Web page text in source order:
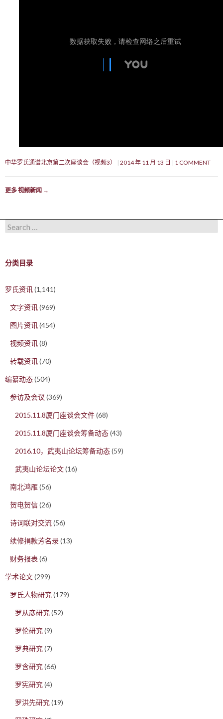
中华罗氏通谱北京第二次座谈会（视频3） 2014 年 11 月 13 日 1 COMMENT
更多 视频新闻 →
Search for:
分类目录
罗氏资讯(1,141)
文字资讯(969)
图片资讯(454)
视频资讯(8)
转载资讯(70)
编纂动态(504)
参访及会议 (369)
2015.11.8厦门座谈会文件(68)
2015.11.8厦门座谈会筹备动态(43)
2016.10，武夷山论坛筹备动态(59)
武夷山论坛论文(16)
南北鸿雁(56)
贺电贺信(26)
诗词联对交流(56)
续修捐款芳名录(13)
财务报表 (6)
学术论文(299)
罗氏人物研究(179)
罗从彦研究(52)
罗伦研究(9)
罗典研究(7)
罗含研究(66)
罗宪研究(4)
罗洪先研究(19)